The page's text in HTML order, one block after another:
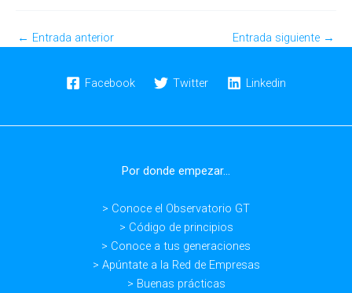
← Entrada anterior Entrada siguiente →
Facebook Twitter Linkedin
Por donde empezar...
> Conoce el Observatorio GT
> Código de principios
> Conoce a tus generaciones
> Apúntate a la Red de Empresas
> Buenas prácticas